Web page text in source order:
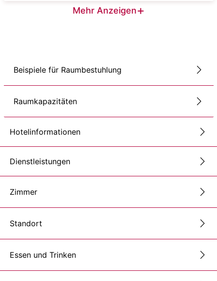
Mehr Anzeigen+
Beispiele für Raumbestuhlung
Raumkapazitäten
Hotelinformationen
Dienstleistungen
Zimmer
Standort
Essen und Trinken